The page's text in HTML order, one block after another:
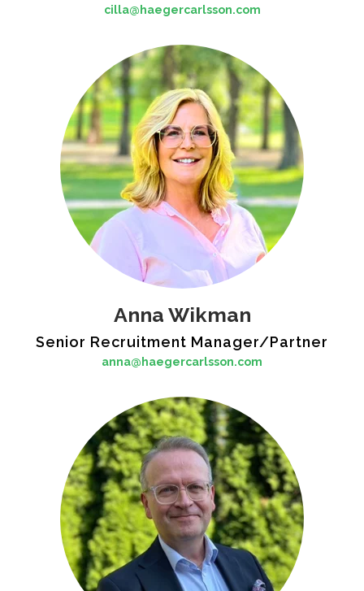
cilla@haegercarlsson.com
Anna Wikman
Senior Recruitment Manager/Partner
anna@haegercarlsson.com